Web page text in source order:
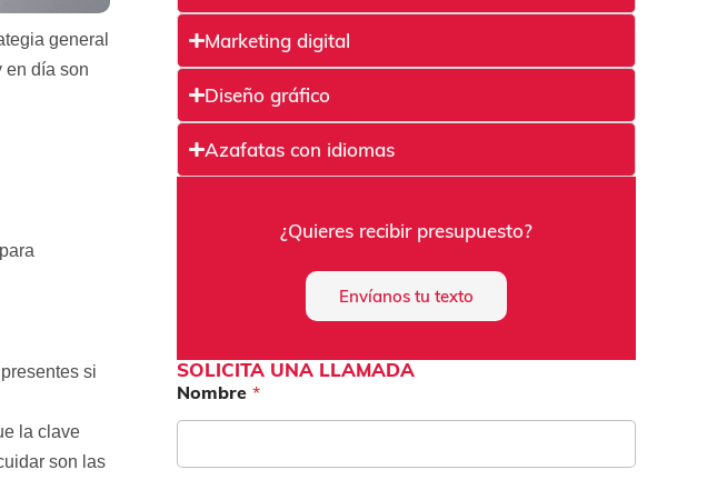
general
día son
si
la clave
son las
Marketing digital
Diseño gráfico
Azafatas con idiomas
¿Quieres recibir presupuesto?
Envíanos tu texto
SOLICITA UNA LLAMADA
Nombre*